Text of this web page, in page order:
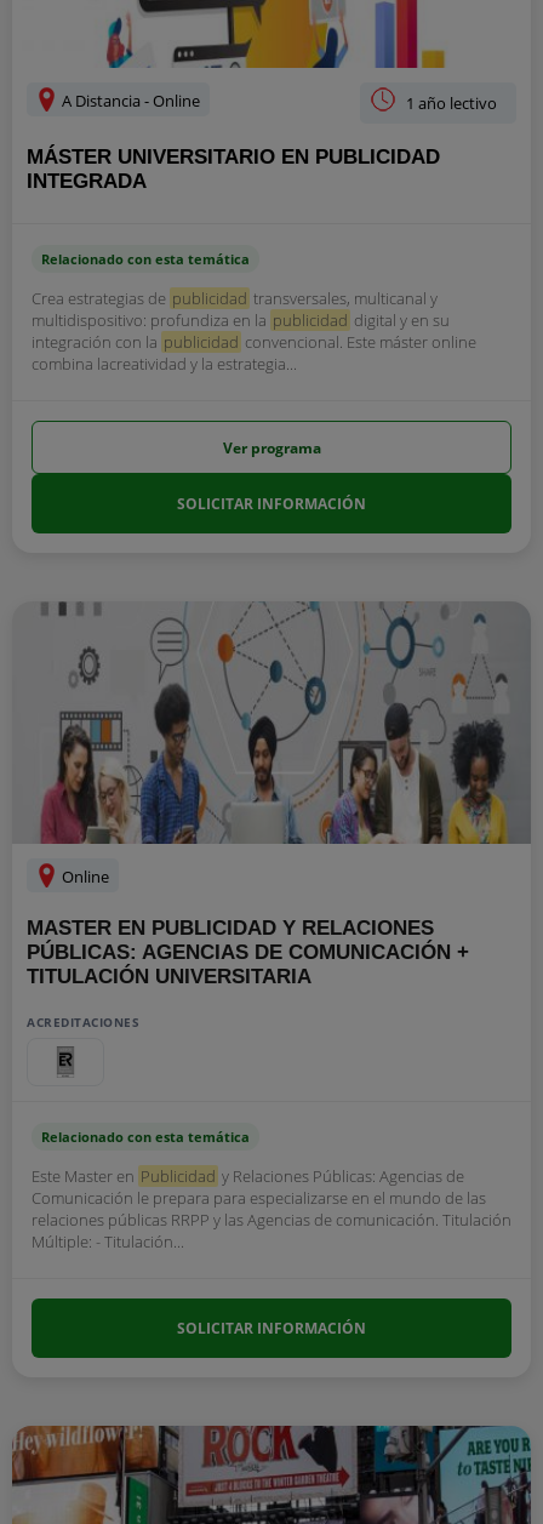
A Distancia - Online 1 año lectivo
MÁSTER UNIVERSITARIO EN PUBLICIDAD
INTEGRADA
Relacionado con esta temática
Crea estrategias de publicidad transversales, multicanal y
multidispositivo: profundiza en la publicidad digital y en su
integración con la publicidad convencional. Este máster online
combina lacreatividad y la estrategia...
Ver programa
SOLICITAR INFORMACIÓN
Online
MASTER EN PUBLICIDAD Y RELACIONES
PÚBLICAS: AGENCIAS DE COMUNICACIÓN +
TITULACIÓN UNIVERSITARIA
ACREDITACIONES
Relacionado con esta temática
Este Master en Publicidad y Relaciones Públicas: Agencias de
Comunicación le prepara para especializarse en el mundo de las
relaciones públicas RRPP y las Agencias de comunicación. Titulación
Múltiple: - Titulación...
SOLICITAR INFORMACIÓN